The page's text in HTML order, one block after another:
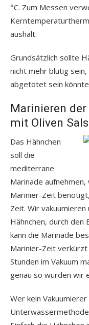
°C. Zum Messen
aushält.
Grundsätzlich sollte
nicht mehr blutig
abgetötet sein
Marinieren
mit Oliven
Das Hähnchen
soll die
mediterrane
Marinade
Marinier-Zeit
Zeit. Wir
Hähnchen, durch
kann die Marinade
Marinier-Zeit verkürzt
Stunden im Vakuum
genau so würden wir
Wer kein